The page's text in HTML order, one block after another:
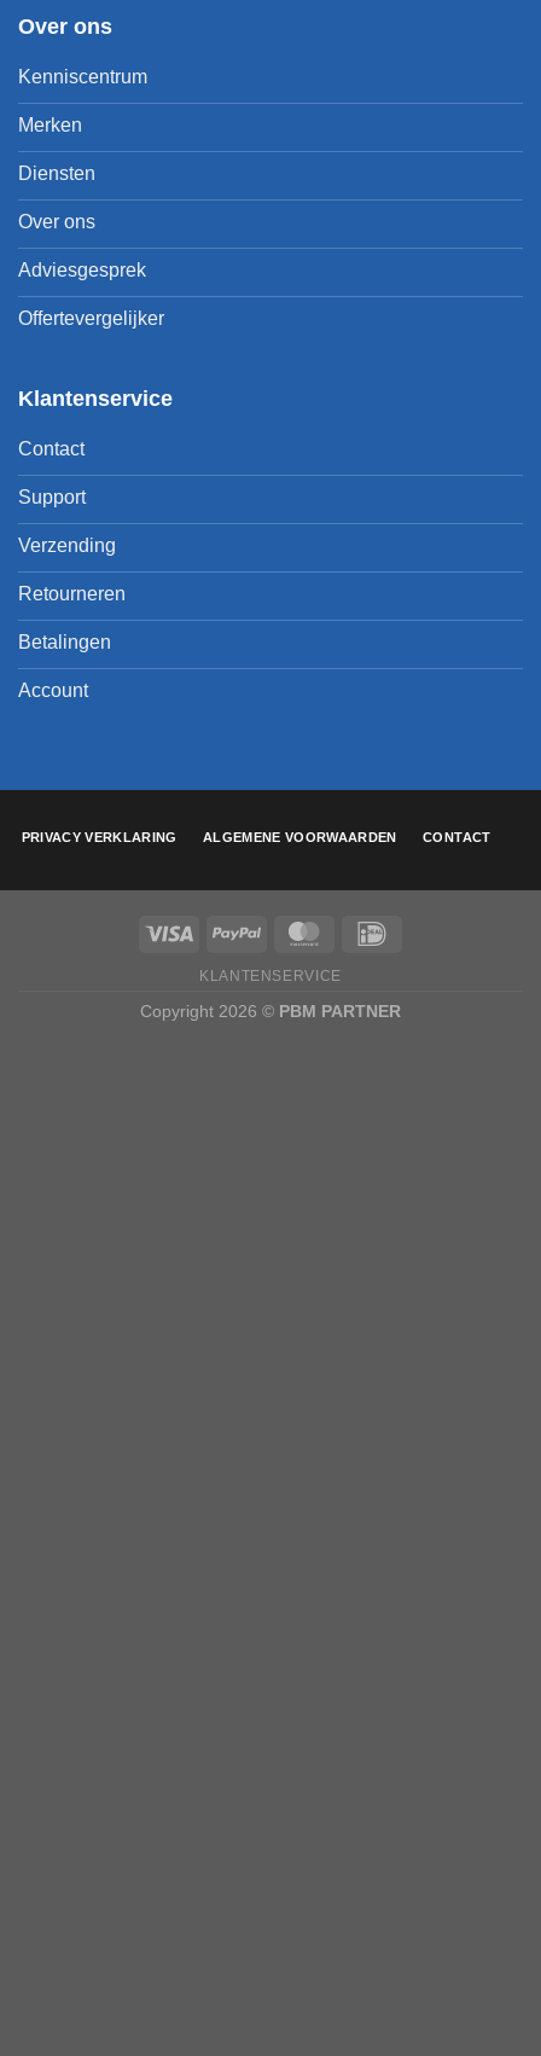
Over ons
Kenniscentrum
Merken
Diensten
Over ons
Adviesgesprek
Offertevergelijker
Klantenservice
Contact
Support
Verzending
Retourneren
Betalingen
Account
PRIVACY VERKLARING ALGEMENE VOORWAARDEN CONTACT
KLANTENSERVICE
Copyright 2026 © PBM PARTNER